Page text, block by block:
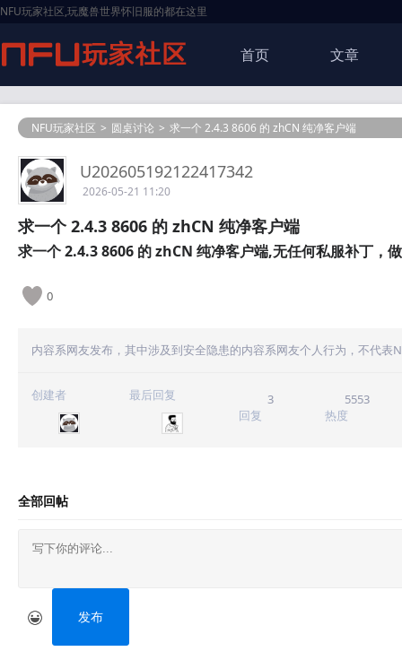
NFU玩家社区,玩魔兽世界怀旧服的都在这里
首页 文章
NFU玩家社区 > 圆桌讨论 > 求一个 2.4.3 8606 的 zhCN 纯净客户端
U202605192122417342
2026-05-21 11:20
求一个 2.4.3 8606 的 zhCN 纯净客户端
求一个 2.4.3 8606 的 zhCN 纯净客户端,无任何私服补丁，
0
内容系网友发布，其中涉及到安全隐患的内容系网友个人行为，不代表
创建者 最后回复
3
回复
5553
热度
全部回帖
发布